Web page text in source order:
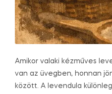
Amikor valaki kézműves
van az üvegben, honnan
között. A levendula